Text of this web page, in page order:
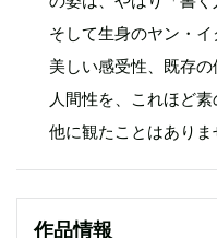
そして生身のヤン・
美しい感受性、既存
人間性を、これほど素
他に観たことはありま
作品情報